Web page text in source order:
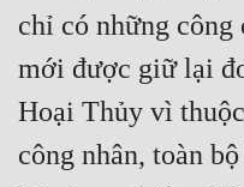
chỉ có những công
mới được giữ lại
Hoại Thủy vì
công nhân, toàn